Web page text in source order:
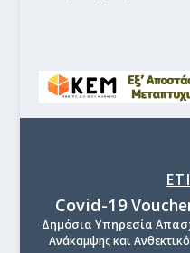
Covid-19
Δημόσια Υπηρεσία
Ανάκαμψης και